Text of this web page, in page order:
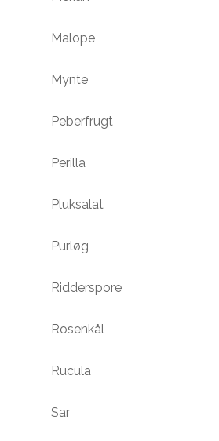
Malope
Mynte
Peberfrugt
Perilla
Pluksalat
Purløg
Ridderspore
Rosenkål
Rucula
Sar